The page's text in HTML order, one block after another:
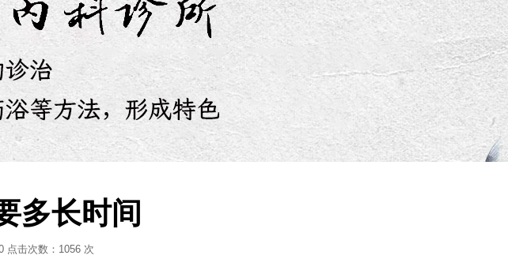
多长时间
点击次数：1056 次